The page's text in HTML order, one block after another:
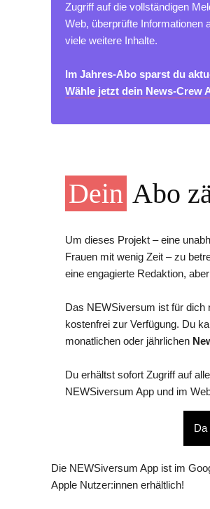
Zugriff auf die vollständigen
Web, überprüfte Informationen
viele weitere Inhalte.
Im Jahres-Abo sparst du
Wähle jetzt dein News-Crew
Dein Abo
Um dieses Projekt – eine
Frauen mit wenig Zeit – zu
eine engagierte Redaktion,
Das NEWSiversum ist für dich
kostenfrei zur Verfügung. Du
monatlichen oder jährlichen
Du erhältst sofort Zugriff auf
NEWSiversum App und im
Die NEWSiversum App ist im
Apple Nutzer:innen erhältlich!